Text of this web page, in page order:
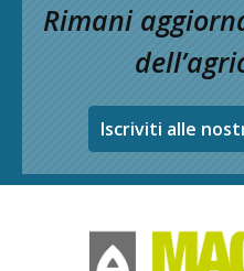
Rimani
Iscriviti alle